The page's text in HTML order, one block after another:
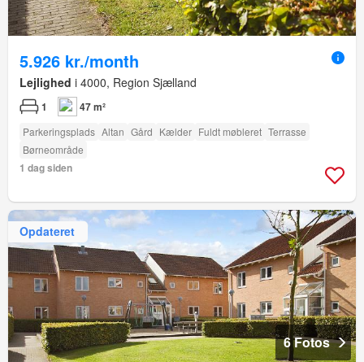
5.926 kr./month
Lejlighed i 4000, Region Sjælland
1 47 m²
Parkeringsplads Altan Gård Kælder Fuldt møbleret Terrasse
Børneområde
1 dag siden
Opdateret
6 Fotos